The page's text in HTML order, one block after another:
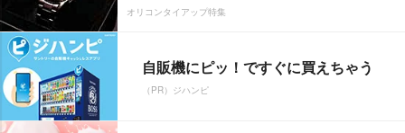
オリコンタイアップ特集
自販機にピッ！ですぐに買えちゃう
（PR）ジハンピ